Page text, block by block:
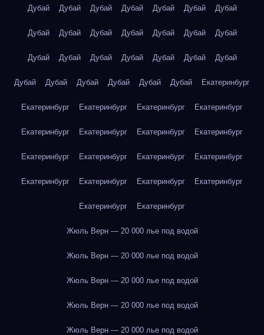
Дубай Дубай Дубай Дубай Дубай Дубай Дубай
Дубай Дубай Дубай Дубай Дубай Дубай Дубай
Дубай Дубай Дубай Дубай Дубай Дубай Дубай
Дубай Дубай Дубай Дубай Дубай Дубай Екатеринбург
Екатеринбург Екатеринбург Екатеринбург Екатеринбург
Екатеринбург Екатеринбург Екатеринбург Екатеринбург
Екатеринбург Екатеринбург Екатеринбург Екатеринбург
Екатеринбург Екатеринбург Екатеринбург Екатеринбург
Екатеринбург Екатеринбург
Жюль Верн — 20 000 лье под водой
Жюль Верн — 20 000 лье под водой
Жюль Верн — 20 000 лье под водой
Жюль Верн — 20 000 лье под водой
Жюль Верн — 20 000 лье под водой